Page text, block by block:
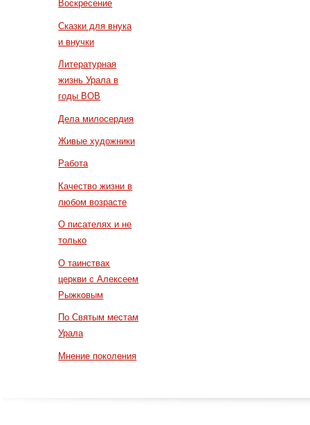
Воскресение
Сказки для внука
и внучки
Литературная
жизнь Урала в
годы ВОВ
Дела милосердия
Живые художники
Работа
Качество жизни в
любом возрасте
О писателях и не
только
О таинствах
церкви с Алексеем
Рыжковым
По Святым местам
Урала
Мнение поколения